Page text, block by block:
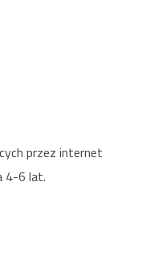
przez internet
4-6 lat.